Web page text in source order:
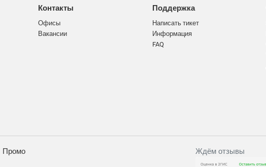
Контакты
Офисы
Вакансии
Поддержка
Написать тикет
Информация
FAQ
Промо Ждём отзывы